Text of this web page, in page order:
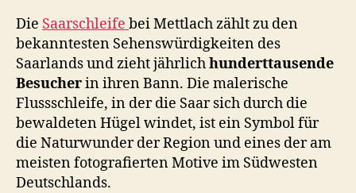
Die Saarschleife bei Mettlach zählt zu den
bekanntesten Sehenswürdigkeiten des
Saarlands und zieht jährlichhunderttausende
Besucherin ihren Bann. Die malerische
Flussschleife, in der die Saar sich durch die
bewaldeten Hügel windet, ist ein Symbol für
die Naturwunder der Region und eines der am
meisten fotografierten Motive im Südwesten
Deutschlands.